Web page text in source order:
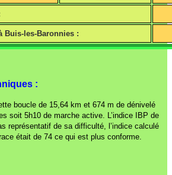
Buis-les-Baronnies :
:
boucle de 15,64 km et 674 m de dénivelé
soit 5h10 de marche active. L’indice IBP de
représentatif de sa difficulté, l’indice calculé
était de 74 ce qui est plus conforme.